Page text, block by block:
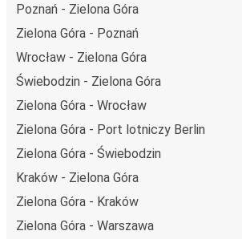
Podróż z: Zielona Góra
zbyt dobrze? Oto wszystko, co musisz
Zielona Góra jest węzłem
przystankiem autobusowym
miast i codziennie zabiera podróżujących
krajowe i zagraniczne.
Miejsce przyjazdu: Lublin
Lublin – przyjeżdżasz tu pierwszy raz?
musisz wiedzieć:
Poznań - Zielona Góra
Zielona Góra - Poznań
Wrocław - Zielona Góra
Świebodzin - Zielona Góra
Zielona Góra - Wrocław
Zielona Góra - Port lotniczy Berlin
Zielona Góra - Świebodzin
Kraków - Zielona Góra
Zielona Góra - Kraków
Zielona Góra - Warszawa